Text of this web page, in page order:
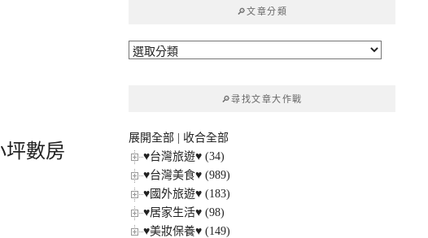
坪數房
🔎文章分類
🔎
🔎尋找文章大作戰
展開全部
收合全部
♥台灣旅遊♥ (34)
♥台灣美食♥ (989)
♥國外旅遊♥ (183)
♥居家生活♥ (98)
♥美妝保養♥ (149)